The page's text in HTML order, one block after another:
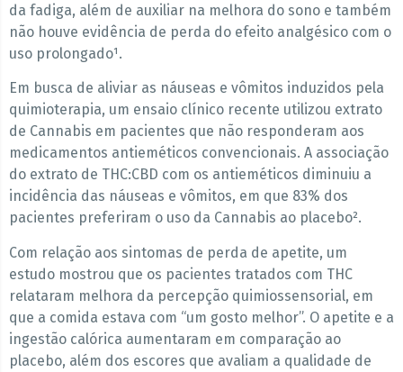
da fadiga, além de auxiliar na melhora do sono e também
não houve evidência de perda do efeito analgésico com o
uso prolongado¹.
Em busca de aliviar as náuseas e vômitos induzidos pela
quimioterapia, um ensaio clínico recente utilizou extrato
de Cannabis em pacientes que não responderam aos
medicamentos antieméticos convencionais. A associação
do extrato de THC:CBD com os antieméticos diminuiu a
incidência das náuseas e vômitos, em que 83% dos
pacientes preferiram o uso da Cannabis ao placebo².
Com relação aos sintomas de perda de apetite, um
estudo mostrou que os pacientes tratados com THC
relataram melhora da percepção quimiossensorial, em
que a comida estava com “um gosto melhor”. O apetite e a
ingestão calórica aumentaram em comparação ao
placebo, além dos escores que avaliam a qualidade de